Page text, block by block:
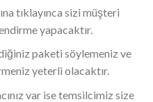
tıklayınca sizi müşteri
yapacaktır.
paketi söylemeniz ve
yeterli olacaktır.
var ise temsilcimiz size